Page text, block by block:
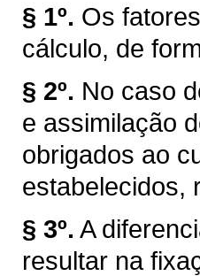
§ 1º. Os
cálculo, de
§ 2º. No caso
e assimilação
obrigados ao
estabelecidos,
§ 3º. A
resultar na